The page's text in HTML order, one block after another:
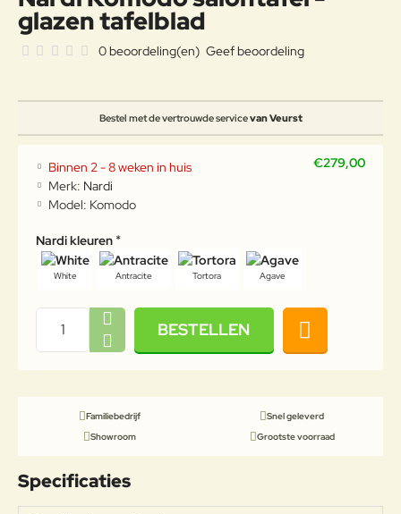
glazen tafelblad
Bestel met de vertrouwde servicevan Veurst
0 beoordeling(en) Geef beoordeling
€279,00
Binnen 2 - 8 weken in huis
Merk: Nardi
Model: Komodo
Nardi kleuren
White Antracite Tortora Agave
BESTELLEN
Familiebedrijf
Snel geleverd
Showroom
Grootste voorraad
Specificaties